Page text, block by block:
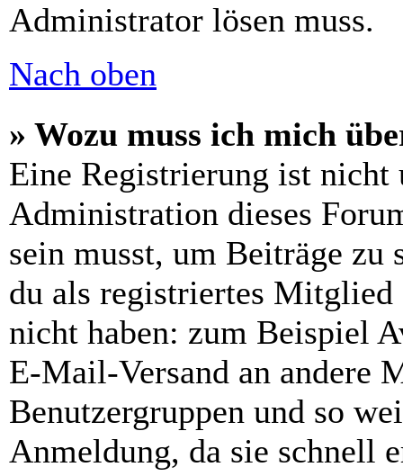
Administrator lösen muss.
Nach oben
» Wozu muss ich mich
Eine Registrierung ist
Administration dieses
sein musst, um Beiträge
du als registriertes Mitglied
nicht haben: zum Beispiel
E-Mail-Versand an andere
Benutzergruppen und so
Anmeldung, da sie schnell